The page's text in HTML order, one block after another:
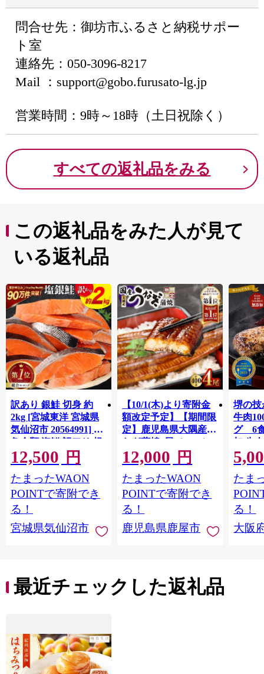
問合せ先：御坊市ふるさと納税サポー
ト室
連絡先：050-3096-8217
Mail ：support@gobo.furusato-lg.jp
営業時間：9時～18時（土日祝除く）
すべての返礼品をみる
この返礼品をみた人が見て
いる返礼品
訳あり 銀鮭 切身 約
2kg [宮城東洋 宮城県
気仙沼市 20564991] 鮭
魚介類 海鮮 訳アリ 規
格外 不揃い さけ サケ
鮭切身 シャケ 切り身
冷凍 家庭用 おかず 弁
当 支援 サーモン 銀鮭
切り身 魚 わけあり
12,500 円
たまったWAON
POINTで寄附でき
る！
宮城県気仙沼市
【10/1(木)より寄附金
額改定予定】【期間限
定】鹿児島県大隅産う
なぎ蒲焼4尾（400g）
12,000 円
たまったWAON
POINTで寄附でき
る！
鹿児島県鹿屋市
堺の技
牛肉
グ 6
加 牛
ット 6
メ 温
菜 簡
すめ
取り
料 ふ
堺市】
たま
る！
大阪
最近チェックした返礼品